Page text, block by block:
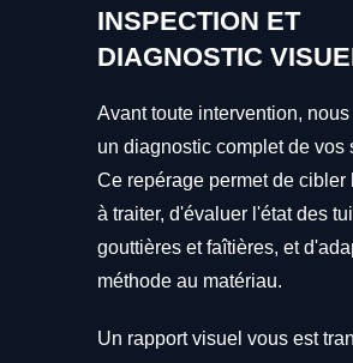
INSPECTION ET
DIAGNOSTIC
Avant toute intervention,
un diagnostic complet de vos
Ce repérage permet de cibler
à traiter, d'évaluer l'état des
gouttières et faîtières, et
méthode au matériau.
Un rapport visuel vous est